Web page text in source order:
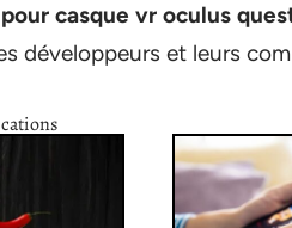
casque vr oculus
développeurs et leurs